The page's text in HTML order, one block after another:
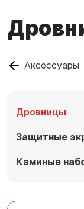
Аксессуары
Дровницы
Защитные
Каминые